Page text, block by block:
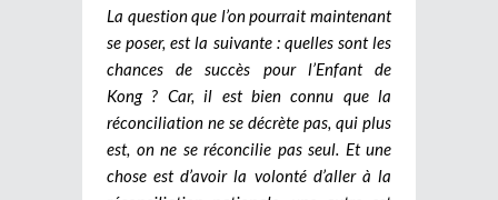
La question que l’on pourrait maintenant
se poser, est la suivante : quelles sont les
chances de succès pour l’Enfant de
Kong ? Car, il est bien connu que la
réconciliation ne se décrète pas, qui plus
est, on ne se réconcilie pas seul. Et une
chose est d’avoir la volonté d’aller à la